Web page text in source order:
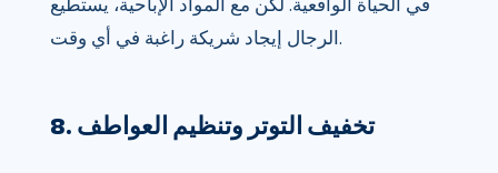
في الحياة الواقعية. لكن مع المواد الإباحية، يستطيع
الرجال إيجاد شريكة راغبة في أي وقت.
8. تخفيف التوتر وتنظيم العواطف